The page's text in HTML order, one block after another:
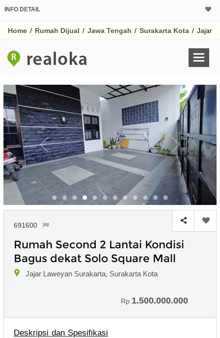
INFO DETAIL
Home / Rumah Dijual / Jawa Tengah / Surakarta Kota / Jajar
691600
Rumah Second 2 Lantai Kondisi
Bagus dekat Solo Square Mall
Jajar Laweyan Surakarta, Surakarta Kota
Rp 1.500.000.000
Deskripsi dan Spesifikasi
Harga Rp
Untuk hasil simulasi
pada kotak-
Simpan